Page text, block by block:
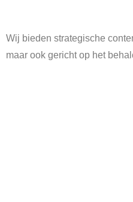
Wij bieden strategische
maar ook gericht op het